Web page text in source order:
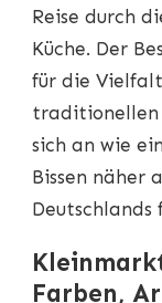
Reise durch
Küche. Der
für die
traditionellen
sich an wie
Bissen näher
Deutschlands
Farben,